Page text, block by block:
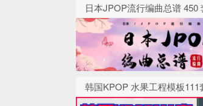
日本JPOP流行编曲总谱 450
韩国KPOP 水果工程模板111